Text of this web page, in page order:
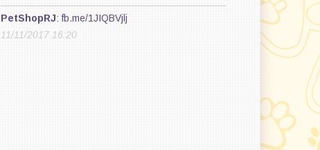
PetShopRJ:fb.me/1JIQBVjlj
11/11/2017 16:20